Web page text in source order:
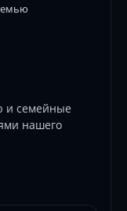
и семейные
нашего